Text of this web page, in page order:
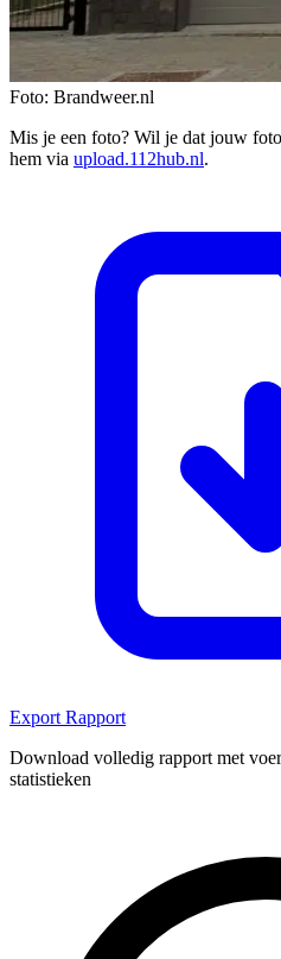
Foto: Brandweer.nl
Mis je een foto? Wil je dat jouw
hem via upload.112hub.nl.
Export Rapport
Download volledig rapport met
statistieken